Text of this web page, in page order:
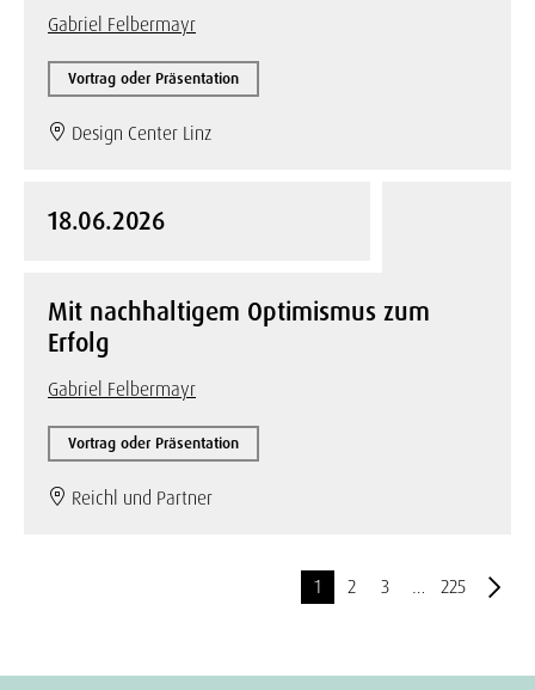
Gabriel Felbermayr
Vortrag oder Präsentation
Design Center Linz
18.06.2026
Mit nachhaltigem Optimismus zum
Erfolg
Gabriel Felbermayr
Vortrag oder Präsentation
Reichl und Partner
1 2 3 … 225